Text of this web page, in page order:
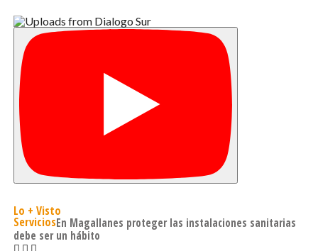
Lo + Visto
ServiciosEn Magallanes proteger las instalaciones sanitarias
debe ser un hábito